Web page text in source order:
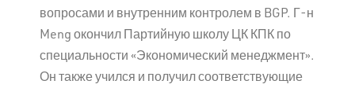
вопросами и внутренним контролем в BGP. Г-н
Meng окончил Партийную школу ЦК КПК по
специальности «Экономический менеджмент».
Он также учился и получил соответствующие